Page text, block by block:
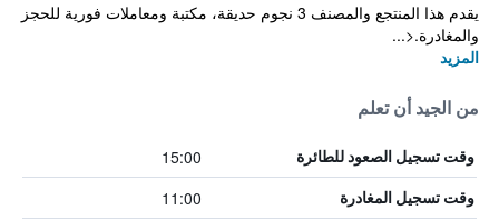
يقدم هذا المنتجع والمصنف 3 نجوم حديقة، مكتبة ومعاملات فورية للحجز
والمغادرة.<...
المزيد
من الجيد أن تعلم
وقت تسجيل الصعود للطائرة 15:00
وقت تسجيل المغادرة 11:00